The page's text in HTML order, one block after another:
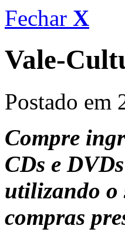
Fechar X
Vale-
Postado em
Compre
CDs e
utilizando o
compras